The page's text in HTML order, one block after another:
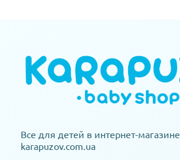
Все для детей в интернет-магазине
karapuzov.com.ua